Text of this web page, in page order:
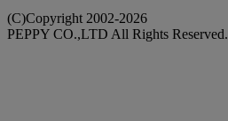
(C)Copyright 2002-2026
PEPPY CO.,LTD All Rights Reserved.